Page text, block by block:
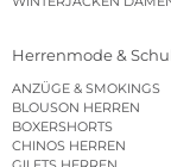
Herrenmode &
ANZÜGE & SMOKINGS
BLOUSON HERREN
BOXERSHORTS
CHINOS HERREN